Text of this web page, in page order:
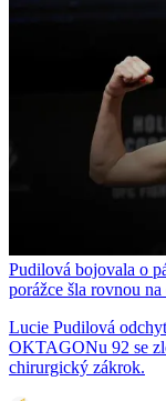
Pudilová bojovala o
porážce šla rovnou na
Lucie Pudilová
OKTAGONu 92 se
chirurgický zákrok.